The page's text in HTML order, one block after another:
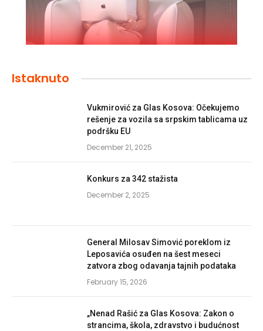
Istaknuto
Vukmirović za Glas Kosova: Očekujemo
rešenje za vozila sa srpskim tablicama uz
podršku EU
December 21, 2025
Konkurs za 342 stažista
December 2, 2025
General Milosav Simović poreklom iz
Leposavića osuđen na šest meseci
zatvora zbog odavanja tajnih podataka
February 15, 2026
„Nenad Rašić za Glas Kosova: Zakon o
strancima, škola, zdravstvo i budućnost